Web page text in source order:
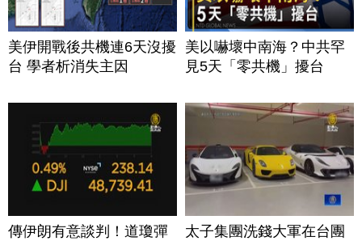
美伊開戰後共機連6天沒擾
台 學者析消失主因
美以嚇壞中南海？中共罕
見5天「零共機」擾台
傳伊朗有意談判！道瓊彈
太子集團洗錢大軍在台團